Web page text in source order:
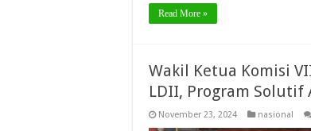
Read More »
Wakil Ketua Komisi
LDII, Program Solutif
November 23, 2024 nasional